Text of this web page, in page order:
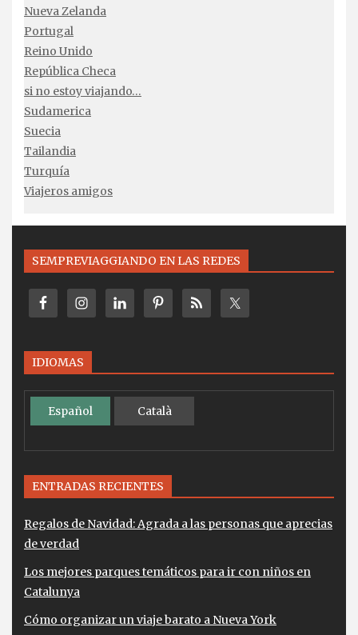
Nueva Zelanda
Portugal
Reino Unido
República Checa
si no estoy viajando…
Sudamerica
Suecia
Tailandia
Turquía
Viajeros amigos
SEMPREVIAGGIANDO EN LAS REDES
IDIOMAS
Español Català
ENTRADAS RECIENTES
Regalos de Navidad: Agrada a las personas que aprecias
de verdad
Los mejores parques temáticos para ir con niños en
Catalunya
Cómo organizar un viaje barato a Nueva York